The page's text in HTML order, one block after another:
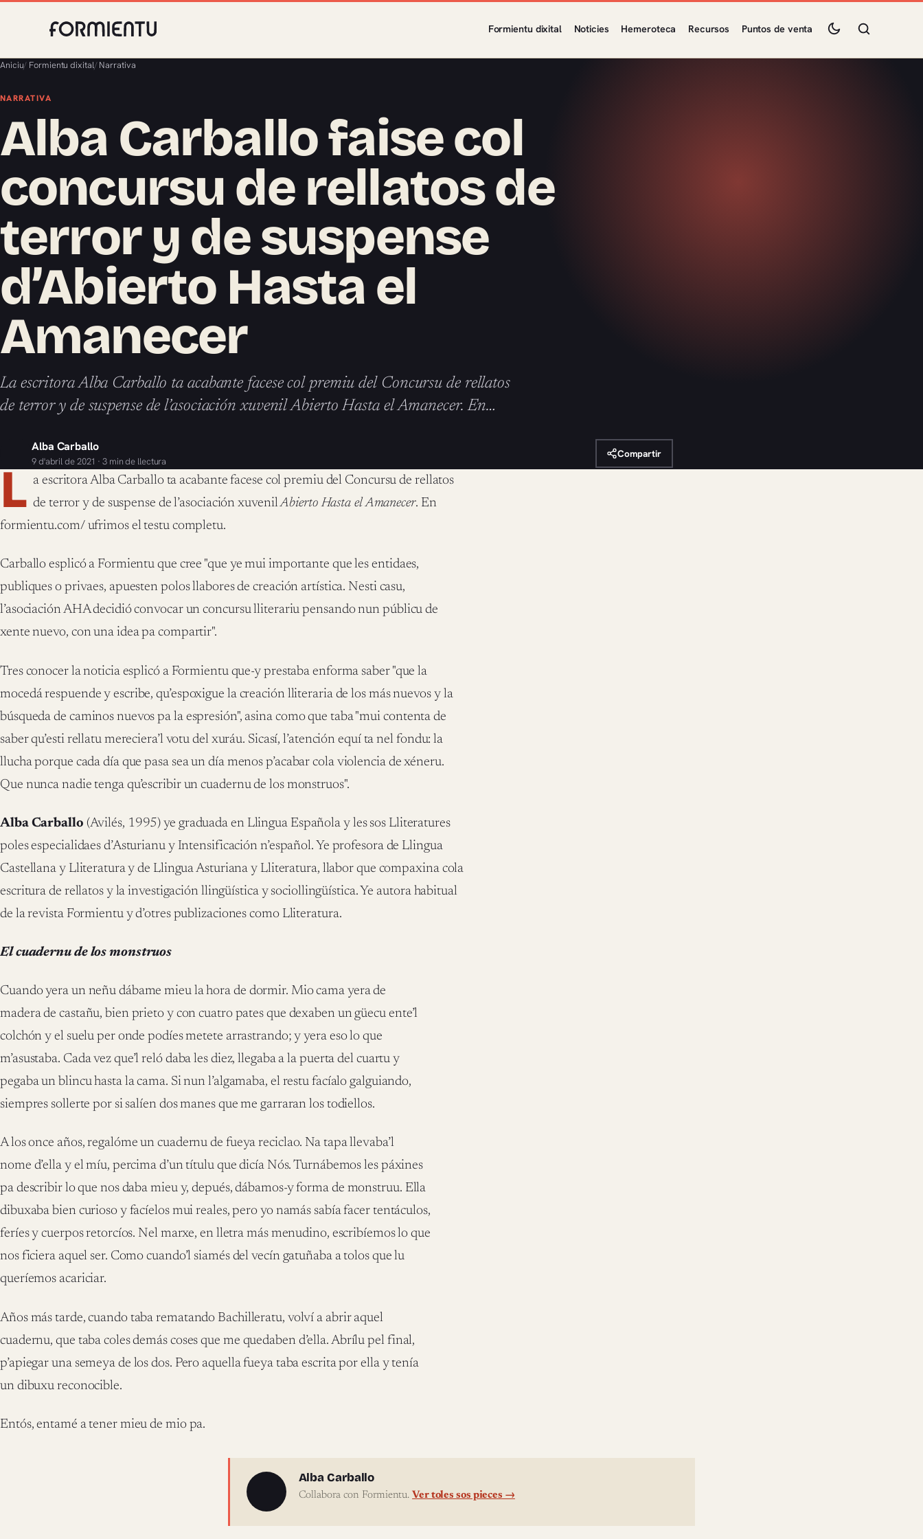
Formientu dixital Noticies Hemeroteca Recursos Puntos de venta
Aniciu/ Formientu dixital/ Narrativa
NARRATIVA
Alba Carballo faise col
concursu de rellatos de
terror y de suspense
d’Abierto Hasta el
Amanecer
La escritora Alba Carballo ta acabante facese col premiu del Concursu de rellatos
de terror y de suspense de l’asociación xuvenil Abierto Hasta el Amanecer. En…
Alba Carballo
9 d'abril de 2021 · 3 min de llectura
Compartir
L a escritora Alba Carballo ta acabante facese col premiu del Concursu de rellatos
de terror y de suspense de l’asociación xuvenilAbierto Hasta el Amanecer. En
formientu.com/ ufrimos el testu completu.
Carballo esplicó a Formientu que cree "que ye mui importante que les entidaes,
publiques o privaes, apuesten polos llabores de creación artística. Nesti casu,
l’asociación AHA decidió convocar un concursu lliterariu pensando nun públicu de
xente nuevo, con una idea pa compartir".
Tres conocer la noticia esplicó a Formientu que-y prestaba enforma saber "que la
mocedá respuende y escribe, qu’espoxigue la creación lliteraria de los más nuevos y la
búsqueda de caminos nuevos pa la espresión", asina como que taba "mui contenta de
saber qu’esti rellatu mereciera’l votu del xuráu. Sicasí, l’atención equí ta nel fondu: la
llucha porque cada día que pasa sea un día menos p’acabar cola violencia de xéneru.
Que nunca nadie tenga qu’escribir un cuadernu de los monstruos".
Alba Carballo (Avilés, 1995) ye graduada en Llingua Española y les sos Lliteratures
poles especialidaes d’Asturianu y Intensificación n’español. Ye profesora de Llingua
Castellana y Lliteratura y de Llingua Asturiana y Lliteratura, llabor que compaxina cola
escritura de rellatos y la investigación llingüística y sociollingüística. Ye autora habitual
de la revista Formientu y d’otres publizaciones como Lliteratura.
El cuadernu de los monstruos
Cuando yera un neñu dábame mieu la hora de dormir. Mio cama yera de
madera de castañu, bien prieto y con cuatro pates que dexaben un güecu ente’l
colchón y el suelu per onde podíes metete arrastrando; y yera eso lo que
m’asustaba. Cada vez que’l reló daba les diez, llegaba a la puerta del cuartu y
pegaba un blincu hasta la cama. Si nun l’algamaba, el restu facíalo galguiando,
siempres sollerte por si salíen dos manes que me garraran los todiellos.
A los once años, regalóme un cuadernu de fueya reciclao. Na tapa llevaba’l
nome d’ella y el míu, percima d’un títulu que dicía Nós. Turnábemos les páxines
pa describir lo que nos daba mieu y, depués, dábamos-y forma de monstruu. Ella
dibuxaba bien curioso y facíelos mui reales, pero yo namás sabía facer tentáculos,
feríes y cuerpos retorcíos. Nel marxe, en lletra más menudino, escribíemos lo que
nos ficiera aquel ser. Como cuando’l siamés del vecín gatuñaba a tolos que lu
queríemos acariciar.
Años más tarde, cuando taba rematando Bachilleratu, volví a abrir aquel
cuadernu, que taba coles demás coses que me quedaben d’ella. Abrílu pel final,
p’apiegar una semeya de los dos. Pero aquella fueya taba escrita por ella y tenía
un dibuxu reconocible.
Entós, entamé a tener mieu de mio pa.
Sobre l'autor
Alba Carballo
Collabora con Formientu. Ver toles sos pieces →